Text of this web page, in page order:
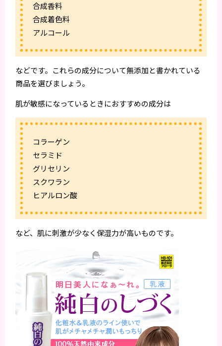
合成香料
合成着色料
アルコール
などです。これらの成分について無添加と書かれている
商品を選びましょう。
肌が敏感になっているときにおすすめの成分は
コラーゲン
セラミド
グリセリン
スクワラン
ヒアルロン酸
など、肌に刺激が少なく保湿力が高いものです。